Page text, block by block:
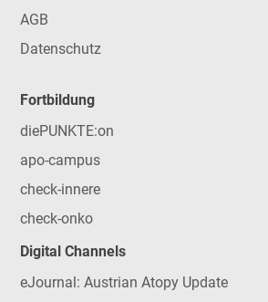
AGB
Datenschutz
Fortbildung
diePUNKTE:on
apo-campus
check-innere
check-onko
Digital Channels
eJournal: Austrian Atopy Update